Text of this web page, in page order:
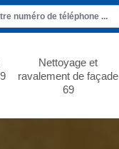
Nettoyage et
ravalement de façade
69